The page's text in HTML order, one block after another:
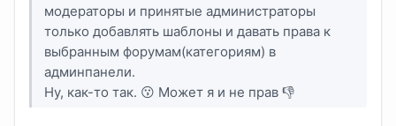
модераторы и принятые администраторы
только добавлять шаблоны и давать права к
выбранным форумам(категориям) в
админпанели.
Ну, как-то так. 😗 Может я и не прав 👎